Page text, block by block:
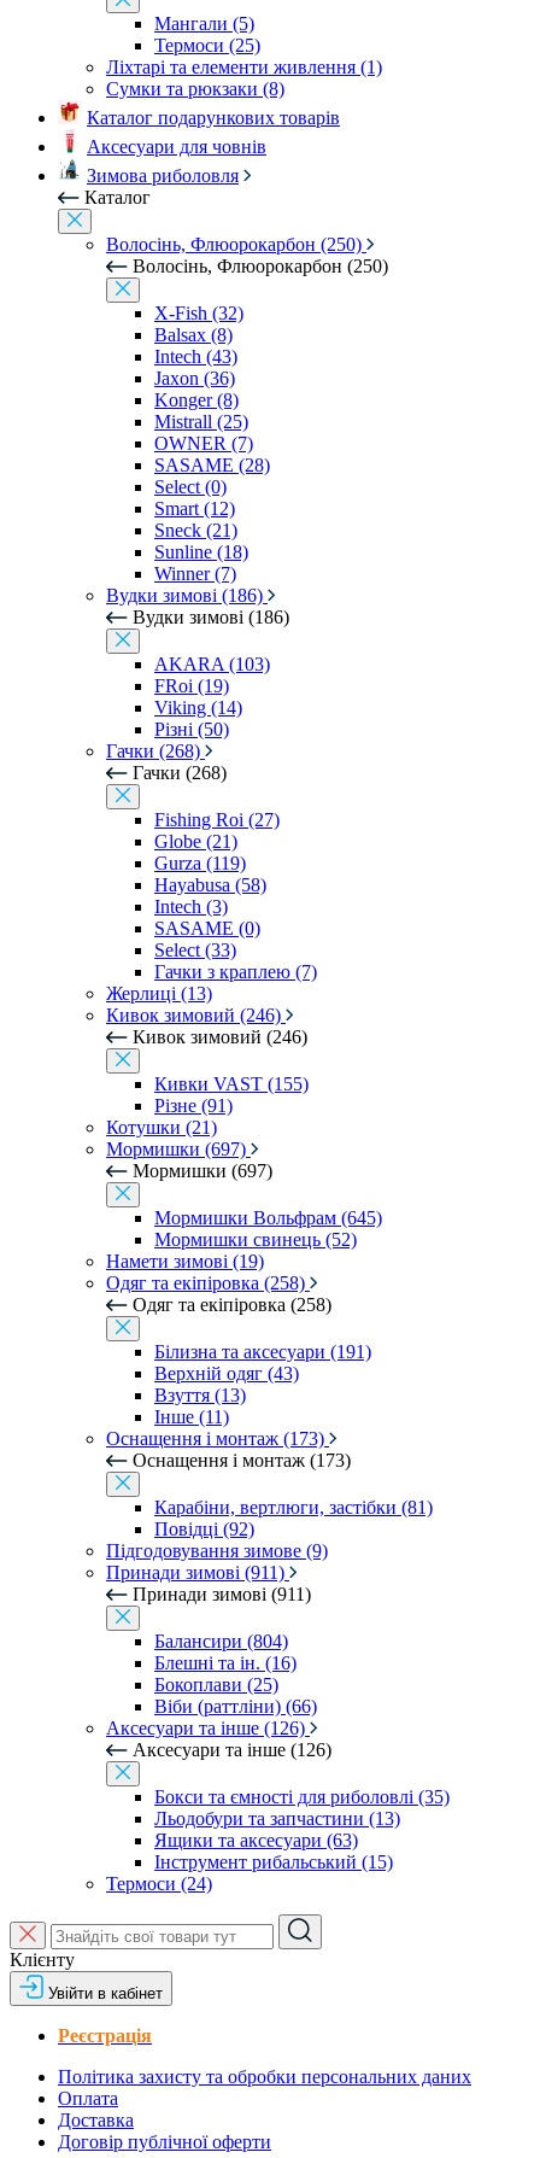
Мангали (5)
Термоси (25)
Ліхтарі та елементи живлення (1)
Сумки та рюкзаки (8)
Каталог подарункових товарів
Аксесуари для човнів
Зимова риболовля
Каталог
Волосінь, Флюорокарбон (250)
Волосінь, Флюорокарбон (250)
X-Fish (32)
Balsax (8)
Intech (43)
Jaxon (36)
Konger (8)
Mistrall (25)
OWNER (7)
SASAME (28)
Select (0)
Smart (12)
Sneck (21)
Sunline (18)
Winner (7)
Вудки зимові (186)
Вудки зимові (186)
AKARA (103)
FRoi (19)
Viking (14)
Різні (50)
Гачки (268)
Гачки (268)
Fishing Roi (27)
Globe (21)
Gurza (119)
Hayabusa (58)
Intech (3)
SASAME (0)
Select (33)
Гачки з краплею (7)
Жерлиці (13)
Кивок зимовий (246)
Кивок зимовий (246)
Кивки VAST (155)
Різне (91)
Котушки (21)
Мормишки (697)
Мормишки (697)
Мормишки Вольфрам (645)
Мормишки свинець (52)
Намети зимові (19)
Одяг та екіпіровка (258)
Одяг та екіпіровка (258)
Білизна та аксесуари (191)
Верхній одяг (43)
Взуття (13)
Інше (11)
Оснащення і монтаж (173)
Оснащення і монтаж (173)
Карабіни, вертлюги, застібки (81)
Повідці (92)
Підгодовування зимове (9)
Принади зимові (911)
Принади зимові (911)
Балансири (804)
Блешні та ін. (16)
Бокоплави (25)
Віби (раттліни) (66)
Аксесуари та інше (126)
Аксесуари та інше (126)
Бокси та ємності для риболовлі (35)
Льодобури та запчастини (13)
Ящики та аксесуари (63)
Інструмент рибальський (15)
Термоси (24)
Клієнту
Увійти в кабінет
Реєстрація
Політика захисту та обробки персональних даних
Оплата
Доставка
Договір публічної оферти